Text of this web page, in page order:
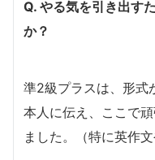
Q. やる気を引き出す
か？
準2級プラスは、形式
本人に伝え、ここで
ました。（特に英作文